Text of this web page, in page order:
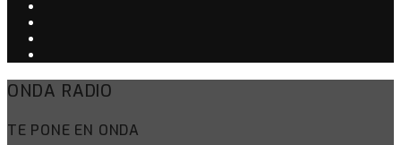
ONDA RADIO
TE PONE EN ONDA